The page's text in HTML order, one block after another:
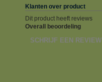
Klanten over product
Dit product heeft reviews
Overall beoordeling
SCHRIJF EEN REVIEW